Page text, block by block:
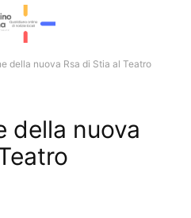
della nuova Rsa di Stia al Teatro
della nuova